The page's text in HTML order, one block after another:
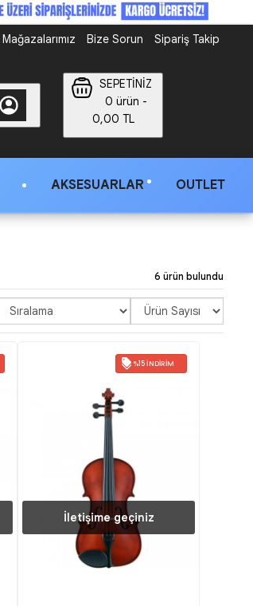
Mağazalarımız Bize Sorun Sipariş Takip
SEPETİNİZ
0 ürün -
0,00 TL
AKSESUARLAR OUTLET
6 ürün bulundu
%15 İNDIRIM
İletişime geçiniz